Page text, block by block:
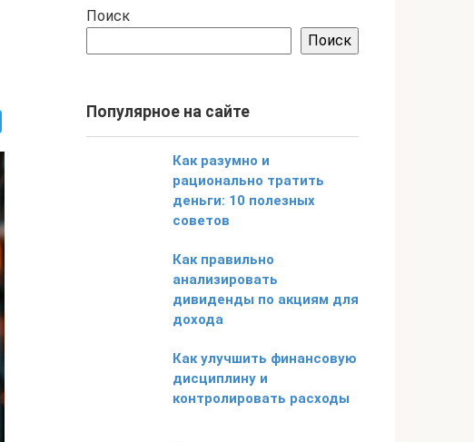
Поиск
Поиск
Популярное на сайте
Как разумно и
рационально тратить
деньги: 10 полезных
советов
Как правильно
анализировать
дивиденды по акциям для
дохода
Как улучшить финансовую
дисциплину и
контролировать расходы